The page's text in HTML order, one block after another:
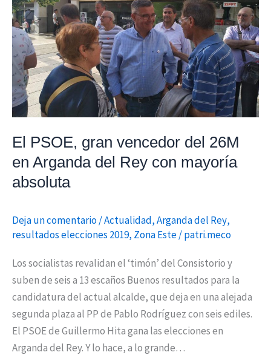
El PSOE, gran vencedor del 26M
en Arganda del Rey con mayoría
absoluta
Deja un comentario/Actualidad,Arganda del Rey,
resultados elecciones 2019, Zona Este/patri.meco
Los socialistas revalidan el ‘timón’ del Consistorio y
suben de seis a 13 escaños Buenos resultados para la
candidatura del actual alcalde, que deja en una alejada
segunda plaza al PP de Pablo Rodríguez con seis ediles.
El PSOE de Guillermo Hita gana las elecciones en
Arganda del Rey. Y lo hace, a lo grande…
del
26M
en
Arganda
del
Rey
con
absoluta